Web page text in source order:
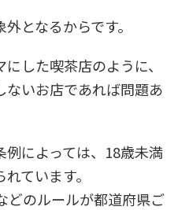
となるからです。
した喫茶店のように、
いお店であれば問題あ
によっては、18歳未満
ています。
どのルールが都道府県ご